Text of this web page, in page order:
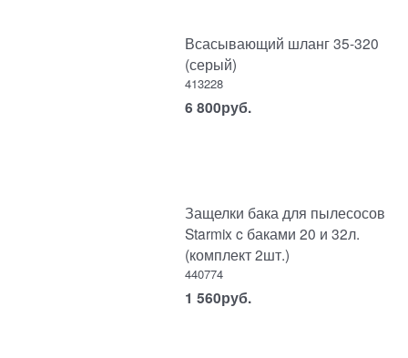
Всасывающий шланг 35-320
(серый)
413228
6 800руб.
Защелки бака для пылесосов
Starmix c баками 20 и 32л.
(комплект 2шт.)
440774
1 560руб.